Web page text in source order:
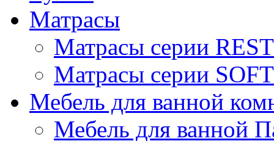
Матрасы
Матрасы серии REST
Матрасы серии SOFT
Мебель для ванной
Мебель для ванной